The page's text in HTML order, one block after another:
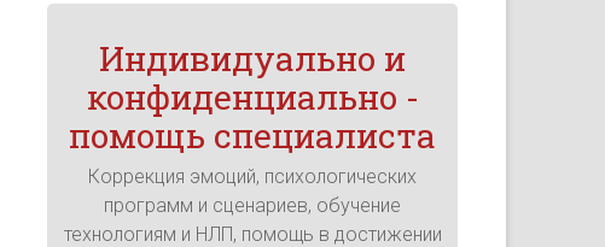
Индивидуально и
конфиденциально -
помощь специалиста
Коррекция эмоций, психологических
программ и сценариев, обучение
технологиям и НЛП, помощь в достижении